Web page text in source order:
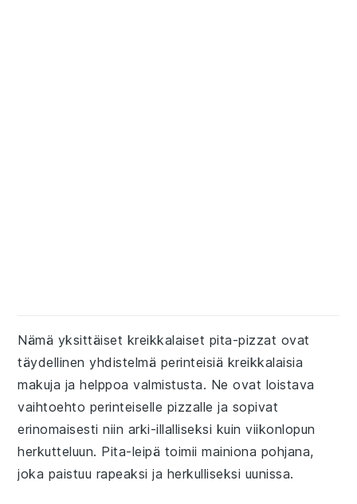
Nämä yksittäiset kreikkalaiset pita-pizzat ovat
täydellinen yhdistelmä perinteisiä kreikkalaisia
makuja ja helppoa valmistusta. Ne ovat loistava
vaihtoehto perinteiselle pizzalle ja sopivat
erinomaisesti niin arki-illalliseksi kuin viikonlopun
herkutteluun. Pita-leipä toimii mainiona pohjana,
joka paistuu rapeaksi ja herkulliseksi uunissa.